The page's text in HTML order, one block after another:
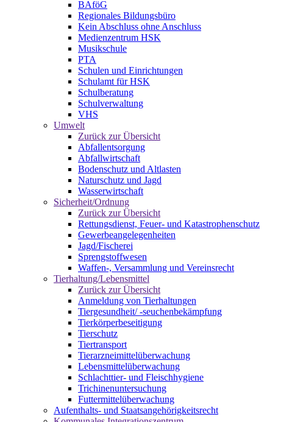
BAföG
Regionales Bildungsbüro
Kein Abschluss ohne Anschluss
Medienzentrum HSK
Musikschule
PTA
Schulen und Einrichtungen
Schulamt für HSK
Schulberatung
Schulverwaltung
VHS
Umwelt
Zurück zur Übersicht
Abfallentsorgung
Abfallwirtschaft
Bodenschutz und Altlasten
Naturschutz und Jagd
Wasserwirtschaft
Sicherheit/Ordnung
Zurück zur Übersicht
Rettungsdienst, Feuer- und Katastrophenschutz
Gewerbeangelegenheiten
Jagd/Fischerei
Sprengstoffwesen
Waffen-, Versammlung und Vereinsrecht
Tierhaltung/Lebensmittel
Zurück zur Übersicht
Anmeldung von Tierhaltungen
Tiergesundheit/ -seuchenbekämpfung
Tierkörperbeseitigung
Tierschutz
Tiertransport
Tierarzneimittelüberwachung
Lebensmittelüberwachung
Schlachttier- und Fleischhygiene
Trichinenuntersuchung
Futtermittelüberwachung
Aufenthalts- und Staatsangehörigkeitsrecht